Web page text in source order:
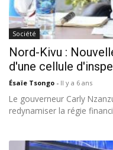
Société
Nord-Kivu :
d'une cellule
Ésaïe Tsongo - Il y a 6 ans
Le gouverneur Carly
redynamiser la régie